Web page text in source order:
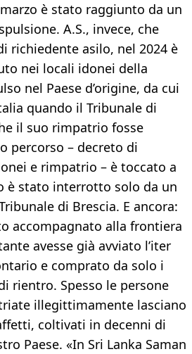
è stato raggiunto da un
A.S., invece, che
richiedente asilo, nel 2024 è
nei locali idonei della
nel Paese d’origine, da cui
quando il Tribunale di
il suo rimpatrio fosse
percorso – decreto di
e rimpatrio – è toccato a
è stato interrotto solo da un
di Brescia. E ancora:
accompagnato alla frontiera
avesse già avviato l’iter
e comprato da solo i
rientro. Spesso le persone
illegittimamente lasciano
coltivati in decenni di
Paese. «In Sri Lanka Saman